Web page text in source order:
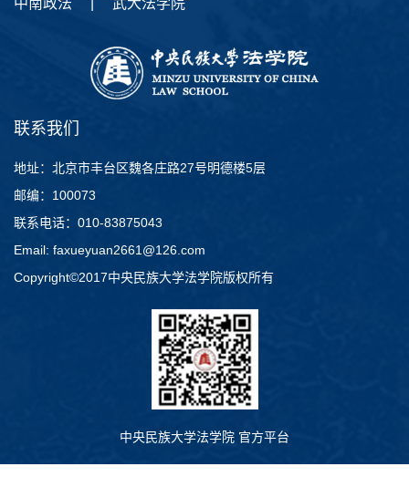
中南政法
武大法学院
联系我们
地址：北京市丰台区魏各庄路27号明德楼5层
邮编：100073
联系电话：010-83875043
Email: faxueyuan2661@126.com
Copyright©2017中央民族大学法学院版权所有
中央民族大学法学院 官方平台